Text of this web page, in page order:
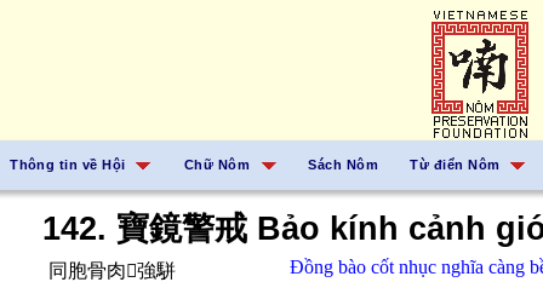
Thông tin về Hội Chữ Nôm Sách Nôm Từ điển Nôm
142. 寶鏡警戒 Bảo kính cảnh
同胞骨肉𱻊強駢 Đồng bào cốt nhục nghĩa càng